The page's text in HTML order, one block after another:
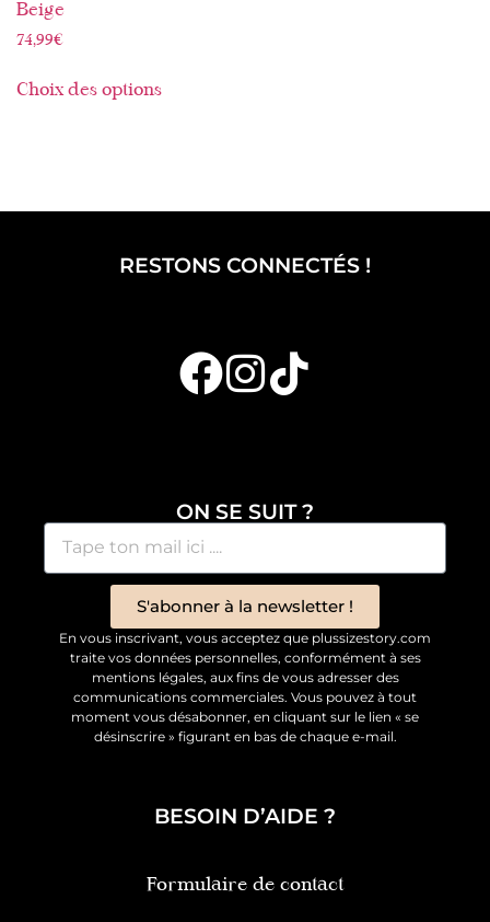
Beige
74,99€
Choix des options
RESTONS CONNECTÉS !
ON SE SUIT ?
S'abonner à la newsletter !
En vous inscrivant, vous acceptez que plussizestory.com
traite vos données personnelles, conformément à ses
mentions légales, aux fins de vous adresser des
communications commerciales. Vous pouvez à tout
moment vous désabonner, en cliquant sur le lien « se
désinscrire » figurant en bas de chaque e-mail.
BESOIN D’AIDE ?
Formulaire de contact